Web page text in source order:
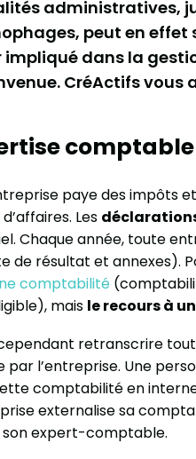
administratives,
peut en effet
impliqué dans la
CréActifs vous
paye des impôts
Les
Chaque année, toute
de résultat et annexes).
comptabilité
mais le recours à
retranscrire
par l’entreprise. Une
comptabilité en
externalise sa
son expert-comptable.